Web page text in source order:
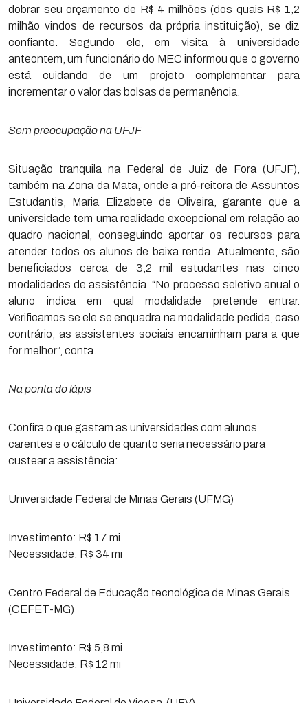
dobrar seu orçamento de R$ 4 milhões (dos quais R$ 1,2
milhão vindos de recursos da própria instituição), se diz
confiante. Segundo ele, em visita à universidade
anteontem, um funcionário do MEC informou que o governo
está cuidando de um projeto complementar para
incrementar o valor das bolsas de permanência.
Sem preocupação na UFJF
Situação tranquila na Federal de Juiz de Fora (UFJF),
também na Zona da Mata, onde a pró-reitora de Assuntos
Estudantis, Maria Elizabete de Oliveira, garante que a
universidade tem uma realidade excepcional em relação ao
quadro nacional, conseguindo aportar os recursos para
atender todos os alunos de baixa renda. Atualmente, são
beneficiados cerca de 3,2 mil estudantes nas cinco
modalidades de assistência. “No processo seletivo anual o
aluno indica em qual modalidade pretende entrar.
Verificamos se ele se enquadra na modalidade pedida, caso
contrário, as assistentes sociais encaminham para a que
for melhor”, conta.
Na ponta do lápis
Confira o que gastam as universidades com alunos
carentes e o cálculo de quanto seria necessário para
custear a assistência:
Universidade Federal de Minas Gerais (UFMG)
Investimento: R$ 17 mi
Necessidade: R$ 34 mi
Centro Federal de Educação tecnológica de Minas Gerais
(CEFET-MG)
Investimento: R$ 5,8 mi
Necessidade: R$ 12 mi